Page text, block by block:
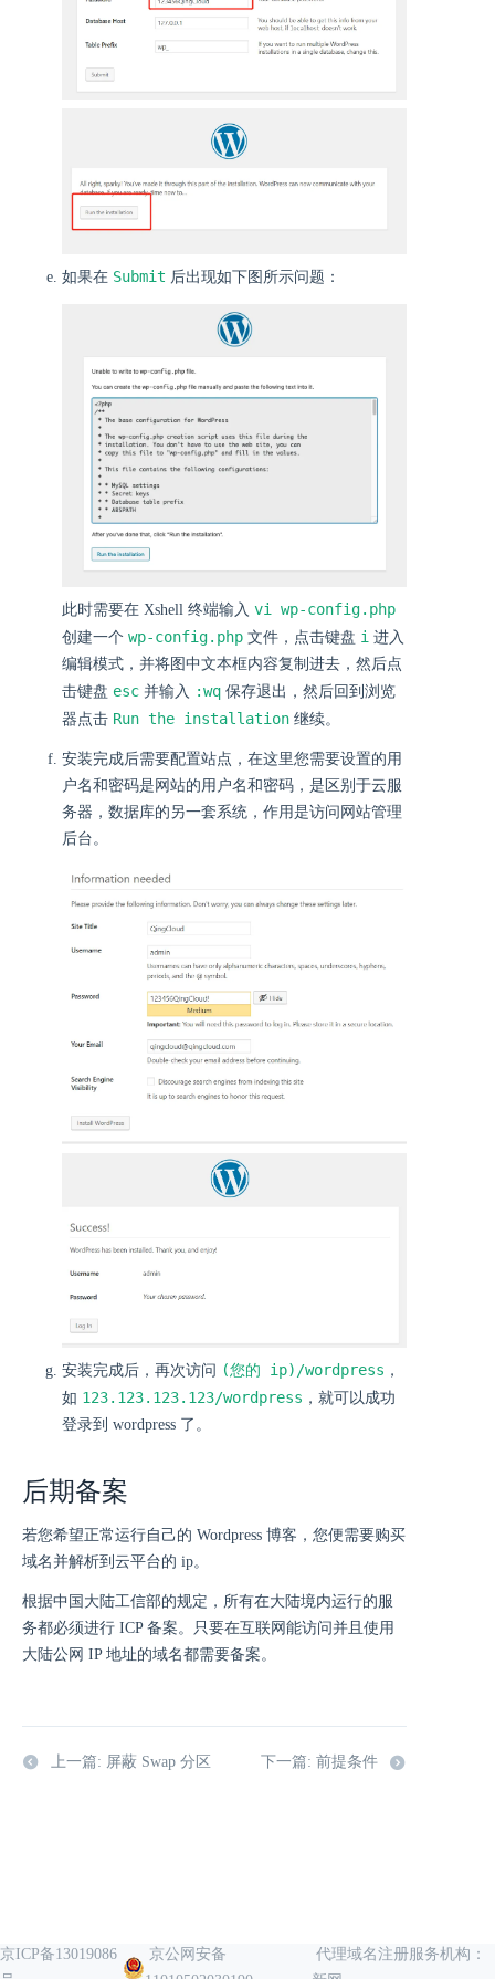
如果在 Submit 后出现如下图所示问题：
此时需要在 Xshell 终端输入 vi wp-config.php
创建一个 wp-config.php 文件，点击键盘 i 进入
编辑模式，并将图中文本框内容复制进去，然后点
击键盘 esc 并输入 :wq 保存退出，然后回到浏览
器点击 Run the installation 继续。
安装完成后需要配置站点，在这里您需要设置的用
户名和密码是网站的用户名和密码，是区别于云服
务器，数据库的另一套系统，作用是访问网站管理
后台。
安装完成后，再次访问 (您的 ip)/wordpress ，
如 123.123.123.123/wordpress ，就可以成功
登录到 wordpress 了。
后期备案
若您希望正常运行自己的 Wordpress 博客，您便需要购买
域名并解析到云平台的 ip。
根据中国大陆工信部的规定，所有在大陆境内运行的服
务都必须进行 ICP 备案。只要在互联网能访问并且使用
大陆公网 IP 地址的域名都需要备案。
上一篇: 屏蔽 Swap 分区 下一篇: 前提条件
京ICP备13019086
京公网安备
代理域名注册服务机构：